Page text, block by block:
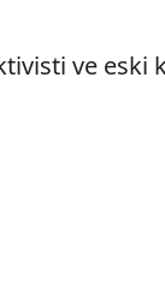
ve eski